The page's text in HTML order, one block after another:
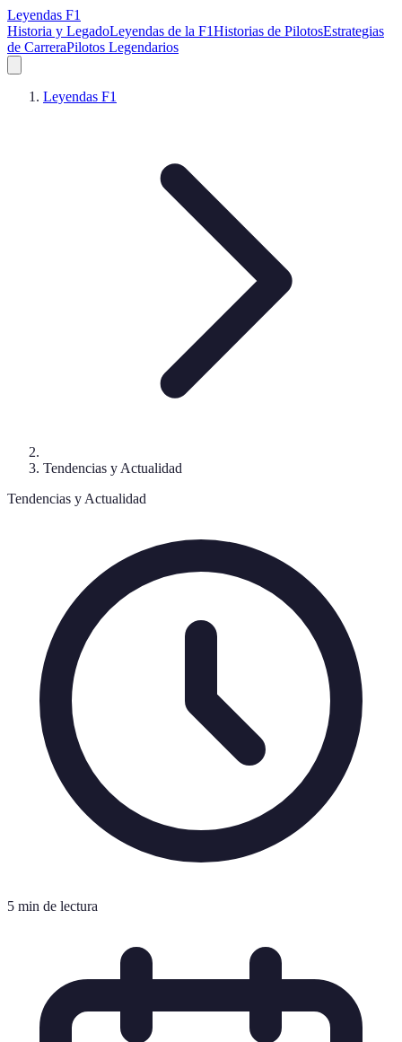
Leyendas F1
Historia y LegadoLeyendas de la F1Historias de PilotosEstrategias
de CarreraPilotos Legendarios
Leyendas F1
Tendencias y Actualidad
Tendencias y Actualidad
5 min de lectura